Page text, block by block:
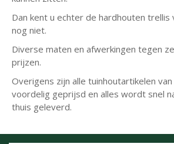
Dan kent u echter de hardhouten trellis
nog niet.
Diverse maten en afwerkingen tegen
prijzen.
Overigens zijn alle tuinhoutartikelen
voordelig geprijsd en alles wordt snel
thuis geleverd.